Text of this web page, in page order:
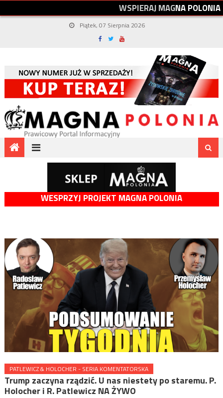
WSPIERAJMAGNAPOLONIA
Piątek, 07 Sierpnia 2026
WESPRZYJ PROJEKT MAGNA POLONIA
PATLEWICZ & HOLOCHER - SERIA KOMENTATORSKA
Trump zaczyna rządzić. U nas niestety po staremu. P.
Holocher i R. Patlewicz NA ŻYWO